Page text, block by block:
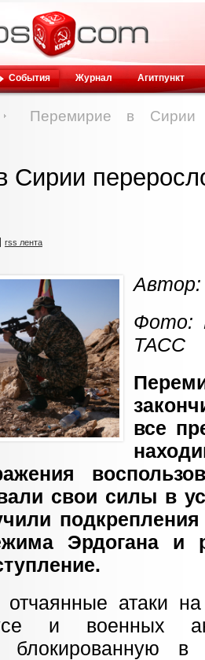
События Журнал Агитпункт
Перемирие в Сирии
Сирии
rss лента
Автор:
Фото:
ТАСС
все
свои силы в
Эрдогана и
атаки
и военных
блокированную в